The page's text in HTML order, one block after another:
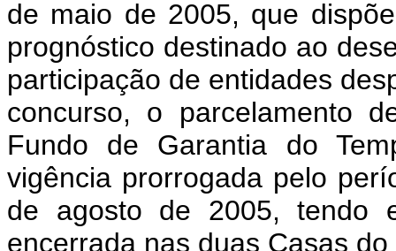
de maio de 2005, que
prognóstico destinado ao
participação de entidades
concurso, o parcelamento
Fundo de Garantia do
vigência prorrogada pelo
de agosto de 2005, tendo
encerrada nas duas Casas